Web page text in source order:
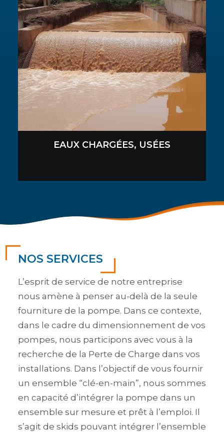
EAUX CHARGÉES, USÉES
NOS SERVICES
L’esprit de service de notre entreprise
nous amène à penser au-delà de la seule
fourniture de la pompe. Dans ce contexte,
dans le cadre du dimensionnement de vos
pompes, nous participons avec vous à la
recherche de la Perte de Charge dans vos
installations. Dans l’objectif de vous fournir
un ensemble “clé-en-main”, nous sommes
en capacité d’intégrer la pompe dans un
ensemble sur mesure et prêt à l’emploi. Il
s’agit de skids pouvant intégrer l’ensemble